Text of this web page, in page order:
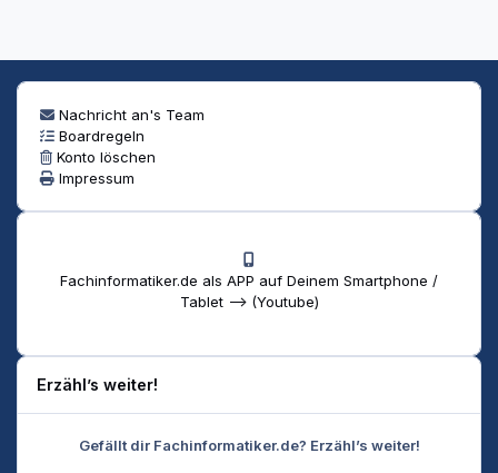
Nachricht an's Team
Boardregeln
Konto löschen
Impressum
Fachinformatiker.de als APP auf Deinem Smartphone /
Tablet --> (Youtube)
Erzähl’s weiter!
Gefällt dir Fachinformatiker.de? Erzähl’s weiter!